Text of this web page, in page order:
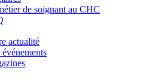
de soignant au CHC
actualité